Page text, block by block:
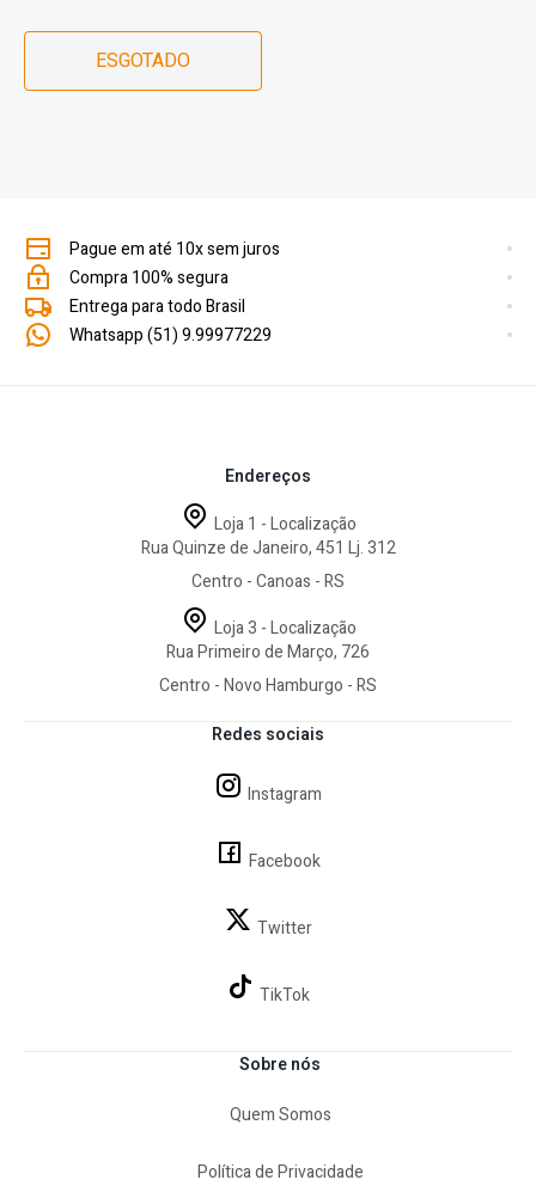
ESGOTADO
Pague em até 10x sem juros
Compra 100% segura
Entrega para todo Brasil
Whatsapp (51) 9.99977229
Sobre nós
Quem Somos
Política de Privacidade
Redes sociais
Instagram
Facebook
Twitter
TikTok
Endereços
Loja 1 - Localização
Rua Quinze de Janeiro, 451 Lj. 312
Centro - Canoas - RS
Loja 3 - Localização
Rua Primeiro de Março, 726
Centro - Novo Hamburgo - RS